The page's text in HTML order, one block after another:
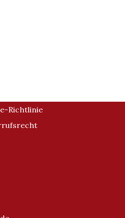
Richtlinie